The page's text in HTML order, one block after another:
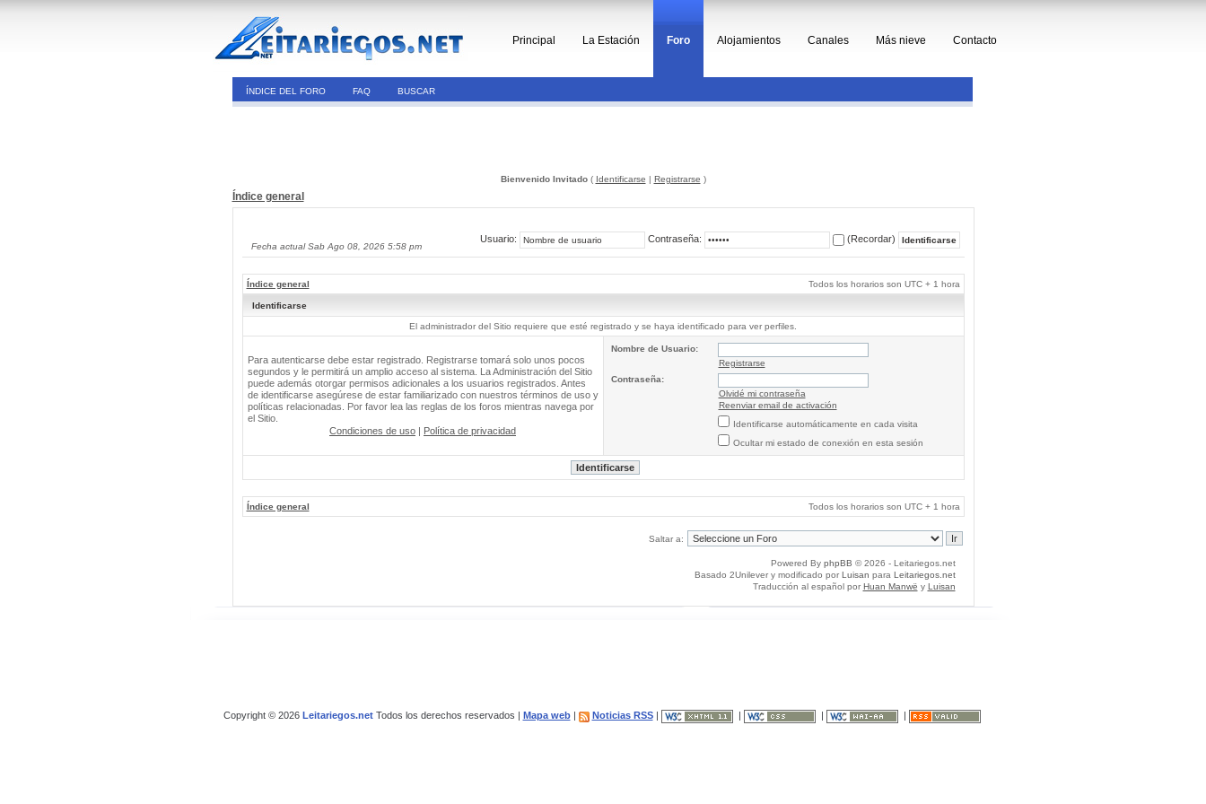
Principal La Estación Foro Alojamientos Canales Más nieve Contacto
ÍNDICE DEL FORO FAQ BUSCAR
Bienvenido Invitado( Identificarse | Registrarse )
Índice general
Fecha actual Sab Ago 08, 2026 5:58 pm
Usuario: Contraseña: (Recordar)
Índice general Todos los horarios son UTC + 1 hora
Identificarse
El administrador del Sitio requiere que esté registrado y se haya identificado para ver perfiles.
Para autenticarse debe estar registrado. Registrarse tomará solo unos pocos
segundos y le permitirá un amplio acceso al sistema. La Administración del Sitio
puede además otorgar permisos adicionales a los usuarios registrados. Antes
de identificarse asegúrese de estar familiarizado con nuestros términos de uso y
políticas relacionadas. Por favor lea las reglas de los foros mientras navega por
el Sitio.
Condiciones de uso | Política de privacidad
Nombre de Usuario:
Registrarse
Contraseña:
Olvidé mi contraseña
Reenviar email de activación
Identificarse automáticamente en cada visita
Ocultar mi estado de conexión en esta sesión
Índice general Todos los horarios son UTC + 1 hora
Saltar a:
Powered By phpBB © 2026 - Leitariegos.net
Basado 2Unilever y modificado por Luisan para Leitariegos.net
Traducción al español por Huan Manwë y Luisan
Copyright © 2026 Leitariegos.netTodos los derechos reservados | Mapa web| Noticias RSS|